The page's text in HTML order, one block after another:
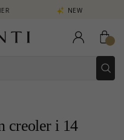
NEW COLLECTION | AURA
creoler i 14